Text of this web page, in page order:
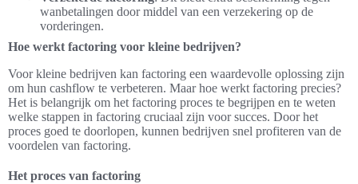
wanbetalingen door middel van een verzekering op de
vorderingen.
Hoe werkt factoring voor kleine bedrijven?
Voor kleine bedrijven kan factoring een waardevolle oplossing zijn
om hun cashflow te verbeteren. Maar hoe werkt factoring precies?
Het is belangrijk om het factoring proces te begrijpen en te weten
welke stappen in factoring cruciaal zijn voor succes. Door het
proces goed te doorlopen, kunnen bedrijven snel profiteren van de
voordelen van factoring.
Het proces van factoring